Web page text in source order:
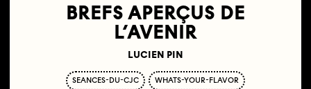
BREFS APERÇUS DE
L’AVENIR
LUCIEN PIN
SEANCES-DU-CJC WHATS-YOUR-FLAVOR